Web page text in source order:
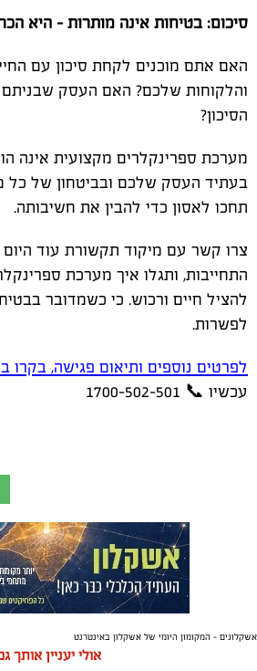
סיכום: בטיחות אינה מותרות - היא
האם אתם מוכנים לקחת סיכון עם
והלקוחות שלכם? האם העסק
הסיכון?
מערכת ספרינקלרים מקצועית אינה
בעתיד העסק שלכם ובביטחון של כל
תחכו לאסון כדי להבין את חשיבותה.
צרו קשר עם מיקוד תקשורת עוד היום
התחייבות, ותגלו איך מערכת
להציל חיים ורכוש. כי כשמדובר
לפשרות.
לפרטים נוספים ותיאום פגישה, בקרו
עכשיו 📞
אשקלונים - המקומון היומי של אשקלון באינטרנט
אולי יעניין אותך